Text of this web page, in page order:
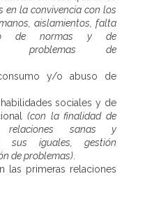
en la convivencia con los
aislamientos, falta
de normas y de
problemas de
y/o abuso de
sociales y de
(con la finalidad de
relaciones sanas y
sus iguales, gestión
de problemas)
las primeras relaciones